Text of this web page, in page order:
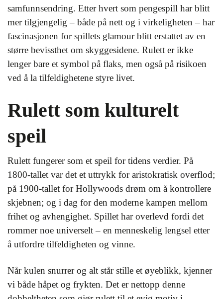
samfunnsendring. Etter hvert som pengespill har blitt
mer tilgjengelig – både på nett og i virkeligheten – har
fascinasjonen for spillets glamour blitt erstattet av en
større bevissthet om skyggesidene. Rulett er ikke
lenger bare et symbol på flaks, men også på risikoen
ved å la tilfeldighetene styre livet.
Rulett som kulturelt
speil
Rulett fungerer som et speil for tidens verdier. På
1800-tallet var det et uttrykk for aristokratisk overflod;
på 1900-tallet for Hollywoods drøm om å kontrollere
skjebnen; og i dag for den moderne kampen mellom
frihet og avhengighet. Spillet har overlevd fordi det
rommer noe universelt – en menneskelig lengsel etter
å utfordre tilfeldigheten og vinne.
Når kulen snurrer og alt står stille et øyeblikk, kjenner
vi både håpet og frykten. Det er nettopp denne